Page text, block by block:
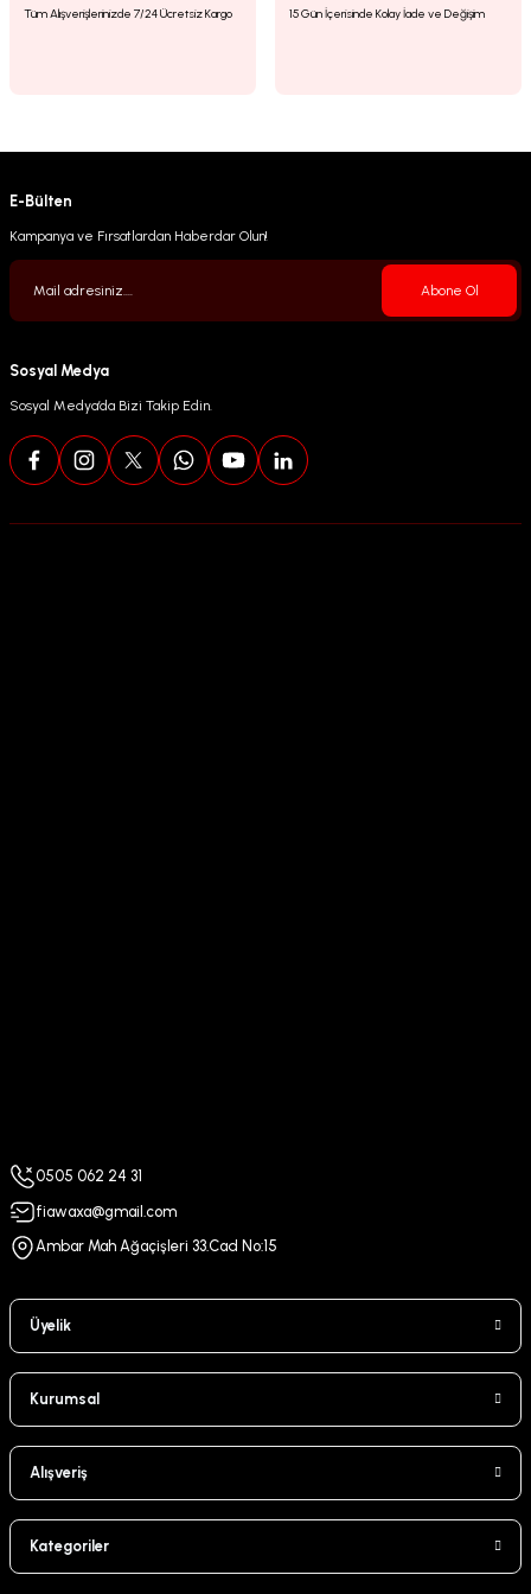
Tüm Alışverişlerinizde 7/24 Ücretsiz Kargo 15 Gün İçerisinde Kolay İade ve Değişim
E-Bülten
Kampanya ve Fırsatlardan Haberdar Olun!
Abone Ol
Sosyal Medya
Sosyal Medya’da Bizi Takip Edin.
0505 062 24 31
fiawaxa@gmail.com
Ambar Mah Ağaçişleri 33.Cad No:15
Üyelik
Kurumsal
Alışveriş
Kategoriler